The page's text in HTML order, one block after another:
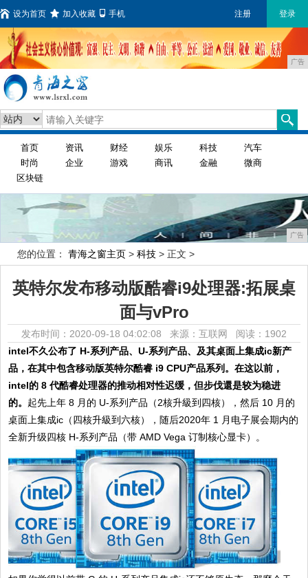
设为首页 加入收藏 手机 注册 登录
广告
首页 资讯 财经 娱乐 科技
汽车
时尚
企业 游戏 商讯 金融
微商
区块链
广告
您的位置： 青海之窗主页 > 科技 > 正文 >
英特尔发布移动版酷睿i9处理器:拓展桌
面与vPro
发布时间：2020-09-18 04:02:08 来源：互联网 阅读：1902
intel不久公布了 H-系列产品、U-系列产品、及其桌面上集成ic新产
品，在其中包含移动版英特尔酷睿 i9 CPU产品系列。在这以前，
intel的 8 代酷睿处理器的推动相对性迟缓，但步伐還是较为稳进
的。 起先上年 8 月的 U-系列产品（2核升級到四核），然后 10 月的
桌面上集成ic（四核升級到六核），随后2020年 1 月电子展会期内的
全新升级四核 H-系列产品（带 AMD Vega 订制核心显卡）。